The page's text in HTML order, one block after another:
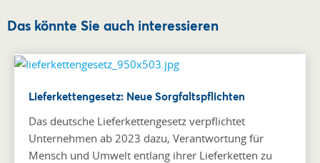
Das könnte Sie auch interessieren
Lieferkettengesetz: Neue Sorgfaltspflichten
Das deutsche Lieferkettengesetz verpflichtet
Unternehmen ab 2023 dazu, Verantwortung für
Mensch und Umwelt entlang ihrer Lieferketten zu